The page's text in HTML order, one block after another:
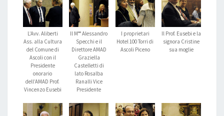
L’Avv. Aliberti
Ass. alla Cultura
del Comune di
Ascoli con il
Presidente
onorario
dell’AMAD Prof.
Vincenzo Eusebi
Il M°° Alessandro
Specchi e il
Direttore AMAD
Graziella
Castelletti di
lato Rosalba
Ranalli Vice
Presidente
I proprietari
Hotel 100 Torri di
Ascoli Piceno
Il Prof. Eusebi e la
signora Cristine
sua moglie